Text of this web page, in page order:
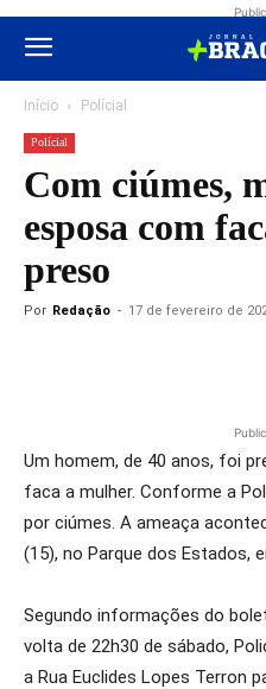
Início Polícial
Polícial
Com ciúmes,
esposa com
preso
Por Redação - 17 de fevereiro de
Um homem, de 40 anos, foi
faca a mulher. Conforme a
por ciúmes. A ameaça
(15), no Parque dos Estados,
Segundo informações do
volta de 22h30 de sábado,
a Rua Euclides Lopes Terron